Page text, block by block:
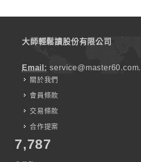
大師輕鬆讀股份有限公司
Email:
關於我們
會員條款
交易條款
合作提案
7,787